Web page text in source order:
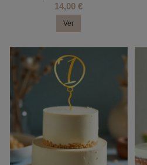
14,00 €
Ver